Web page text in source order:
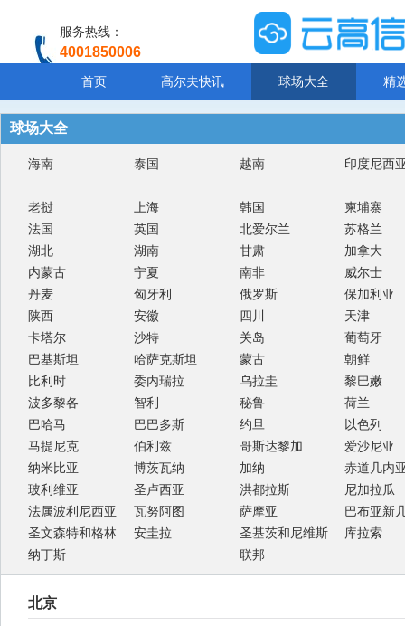
服务热线：
4001850006
首页 高尔夫快讯 球场大全 精
球场大全
海南 泰国 越南 印度尼西
老挝 上海 韩国
柬埔寨
法国
英国 北爱尔兰
苏格兰
湖北
湖南 甘肃
加拿大
内蒙古
宁夏 南非
威尔士
丹麦
匈牙利 俄罗斯
保加利亚
陕西
安徽 四川
天津
卡塔尔
沙特 关岛
葡萄牙
巴基斯坦
哈萨克斯坦 蒙古
朝鲜
比利时
委内瑞拉 乌拉圭
黎巴嫩
波多黎各
智利 秘鲁
荷兰
巴哈马
巴巴多斯 约旦
以色列
马提尼克
伯利兹 哥斯达黎加
爱沙尼亚
纳米比亚
博茨瓦纳 加纳
赤道几内
玻利维亚
圣卢西亚 洪都拉斯
尼加拉瓜
法属波利尼西亚
瓦努阿图 萨摩亚
巴布亚新
圣文森特和格林
纳丁斯
安圭拉
圣基茨和尼维斯
联邦
库拉索
北京